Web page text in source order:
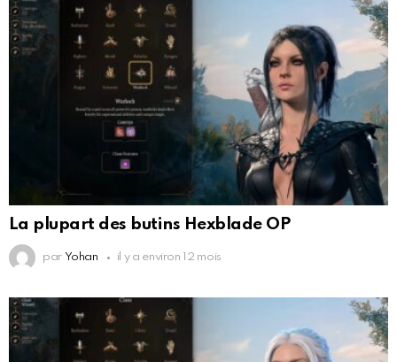
La plupart des butins Hexblade OP
par Yohan il y a environ 12 mois